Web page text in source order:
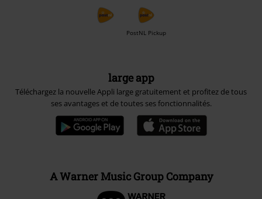
PostNL Pickup
large app
Téléchargez la nouvelle Appli large gratuitement et profitez de tous
ses avantages et de toutes ses fonctionnalités.
A Warner Music Group Company